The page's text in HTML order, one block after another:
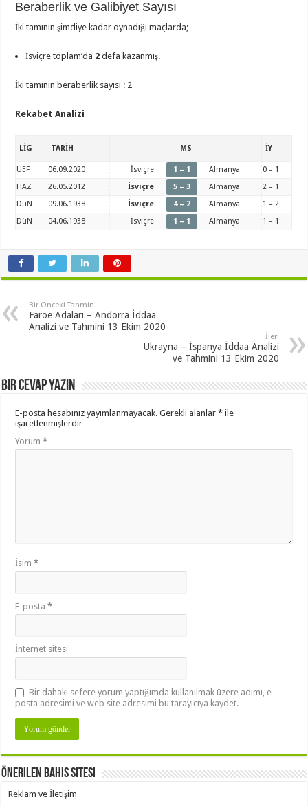
Beraberlik ve Galibiyet Sayısı
İki tamının şimdiye kadar oynadığı maçlarda;
İsviçre toplam’da 2 defa kazanmış.
İki tamının beraberlik sayısı : 2
Rekabet Analizi
LİG TARİH MS İY
UEF 06.09.2020 İsviçre 1 – 1 Almanya
0 – 1
HAZ
26.05.2012 İsviçre 5 – 3 Almanya
2 – 1
DüN
09.06.1938 İsviçre 4 – 2 Almanya
1 – 2
DüN
04.06.1938 İsviçre 1 – 1 Almanya 1 – 1
Bir Önceki Tahmin
Faroe Adaları – Andorra İddaa
Analizi ve Tahmini 13 Ekim 2020
İleri
Ukrayna – İspanya İddaa Analizi
ve Tahmini 13 Ekim 2020
Bir cevap yazın
E-posta hesabınız yayımlanmayacak. Gerekli alanlar* ile
işaretlenmişlerdir
Yorum*
İsim*
E-posta*
İnternet sitesi
Bir dahaki sefere yorum yaptığımda kullanılmak üzere adımı, e-
posta adresimi ve web site adresimi bu tarayıcıya kaydet.
Önerilen Bahis Sitesi
Reklam ve İletişim